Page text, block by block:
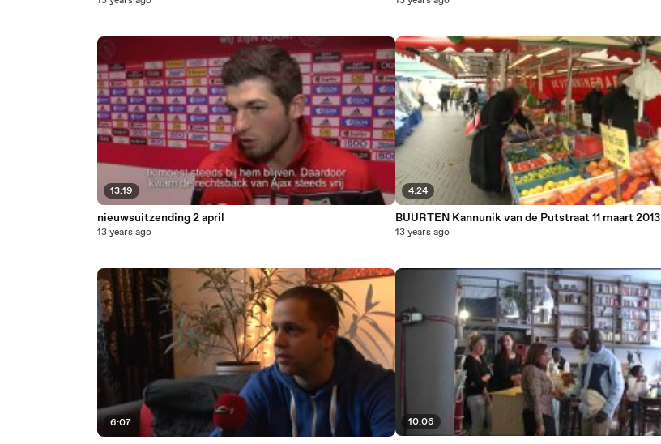
13:19
nieuwsuitzending 2 april
13 years ago
6:07
4:24
BUURTEN Kannunik van de Putstraat 11 maart 2013
13 years ago
10:06